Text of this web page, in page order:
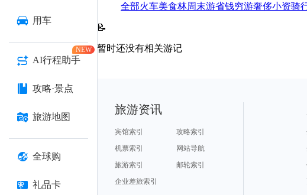
用车
AI行程助手
NEW
攻略·景点
旅游地图
全球购
礼品卡
全部火车美食林周末游省钱穷游奢侈小资骑
📝
暂时还没有相关游记
旅游资讯
宾馆索引
攻略索引
机票索引
网站导航
旅游索引
邮轮索引
企业差旅索引